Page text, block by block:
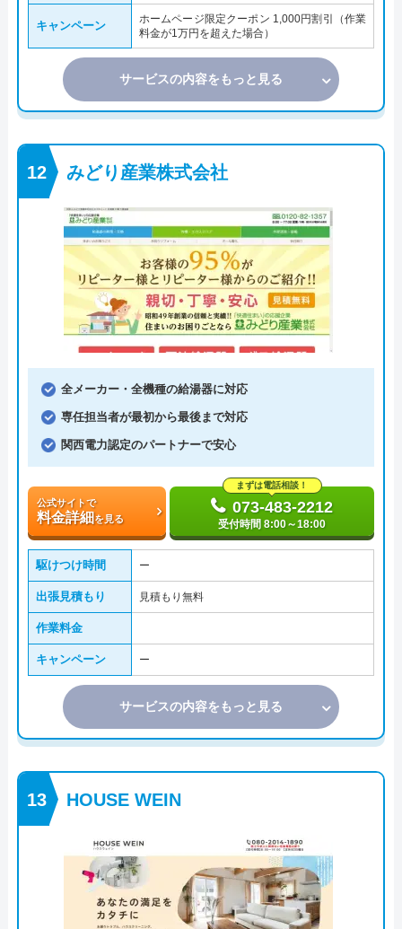
キャンペーン
ホームページ限定クーポン 1,000円割引（作業
料金が1万円を超えた場合）
サービスの内容をもっと見る
みどり産業株式会社
全メーカー・全機種の給湯器に対応
専任担当者が最初から最後まで対応
関西電力認定のパートナーで安心
公式サイトで
料金詳細を見る
まずは電話相談！
073-483-2212
受付時間 8:00～18:00
駆けつけ時間 ー
出張見積もり 見積もり無料
作業料金
キャンペーン ー
サービスの内容をもっと見る
HOUSE WEIN